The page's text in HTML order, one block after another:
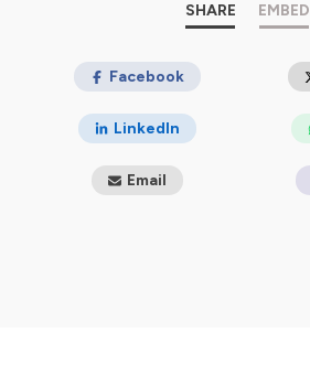
SHARE EMBED
Facebook
LinkedIn
Email